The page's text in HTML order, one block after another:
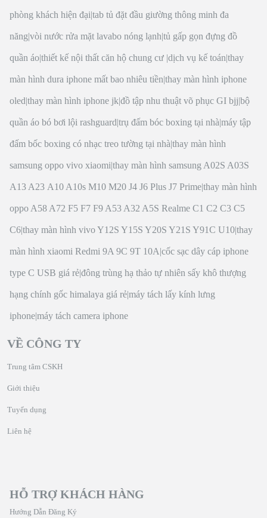
phòng khách hiện đại|tab tủ đặt đầu giường thông minh đa
năng|vòi nước rửa mặt lavabo nóng lạnh|tủ gấp gọn đựng đồ
quần áo|thiết kế nội thất căn hộ chung cư |dịch vụ kế toán|thay
màn hình dura iphone mất bao nhiêu tiền|thay màn hình iphone
oled|thay màn hình iphone jk|đồ tập nhu thuật võ phục GI bjj|bộ
quần áo bó bơi lội rashguard|trụ đấm bóc boxing tại nhà|máy tập
đấm bốc boxing có nhạc treo tường tại nhà|thay màn hình
samsung oppo vivo xiaomi|thay màn hình samsung A02S A03S
A13 A23 A10 A10s M10 M20 J4 J6 Plus J7 Prime|thay màn hình
oppo A58 A72 F5 F7 F9 A53 A32 A5S Realme C1 C2 C3 C5
C6|thay màn hình vivo Y12S Y15S Y20S Y21S Y91C U10|thay
màn hình xiaomi Redmi 9A 9C 9T 10A|cốc sạc dây cáp iphone
type C USB giá rẻ|đông trùng hạ thảo tự nhiên sấy khô thượng
hạng chính gốc himalaya giá rẻ|máy tách lấy kính lưng
iphone|máy tách camera iphone
VỀ CÔNG TY
Trung tâm CSKH
Giới thiệu
Tuyển dụng
Liên hệ
HỖ TRỢ KHÁCH HÀNG
Hướng Dẫn Đăng Ký